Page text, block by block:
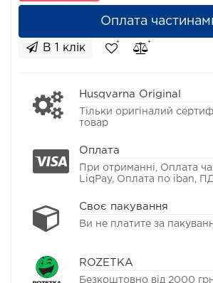
Оплата
В 1 клік
Husqvarna Original
Тільки оригіналий
товар
Оплата
При отриманні, Оплата
LiqPay, Оплата по iban,
Своє пакування
Ви не платите за
ROZETKA
Безкоштовно від 2000 грн